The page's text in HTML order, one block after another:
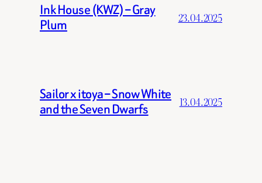
Ink House (KWZ) – Gray
Plum
23.04.2025
Sailor x itoya – Snow White
and the Seven Dwarfs
13.04.2025